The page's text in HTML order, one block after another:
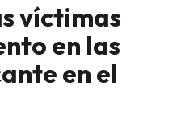
víctimas
en las
en el